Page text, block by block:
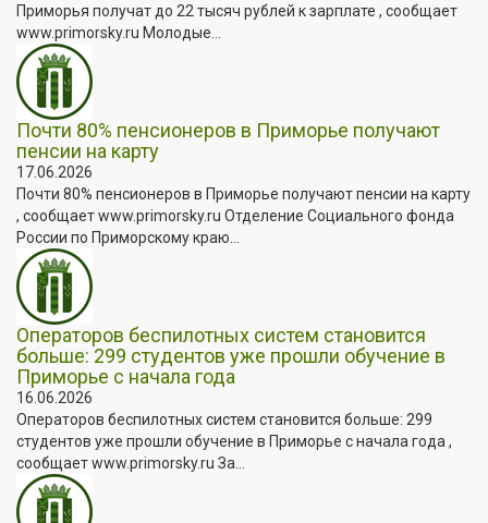
Приморья получат до 22 тысяч рублей к зарплате , сообщает
www.primorsky.ru Молодые...
Почти 80% пенсионеров в Приморье получают
пенсии на карту
17.06.2026
Почти 80% пенсионеров в Приморье получают пенсии на карту
, сообщает www.primorsky.ru Отделение Социального фонда
России по Приморскому краю...
Операторов беспилотных систем становится
больше: 299 студентов уже прошли обучение в
Приморье с начала года
16.06.2026
Операторов беспилотных систем становится больше: 299
студентов уже прошли обучение в Приморье с начала года ,
сообщает www.primorsky.ru За...